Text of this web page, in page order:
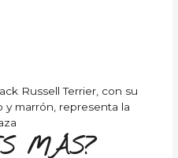
Russell Terrier, con su
y marrón, representa la
MÁS?